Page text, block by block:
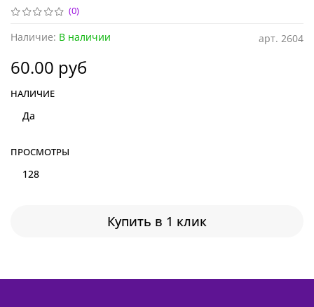
(0)
арт. 2604
Наличие: В наличии
60.00 руб
Купить в 1 клик
НАЛИЧИЕ
Да
ПРОСМОТРЫ
128